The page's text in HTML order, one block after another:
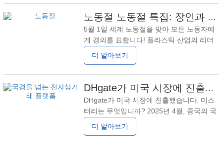
루어진 혁신적인 기술들이 전 세계의 주목을
받았습니다. 가정용 플라스틱 제품(샤워커
튼, 이불, 테이블클로스 등)을 전문으로 생산
하는 기업으로서, 우리는 이 사례를 통해 기
술과 일상생활이 어떻게 결합되는지를 확인
할 수 있었습니다. 1. H일부 제품에는 “보안
장벽” 역할을 하는 재료들이 사용됩니다. 선
저우 19
노동절 노동절 특집: 장인과 노동자에 대한 찬사, 산둥가원(Shandong Jiayuan) 선도 기업 해외 항해
5월 1일 세계 노동절을 맞아 모든 노동자에
게 경의를 표합니다! 플라스틱 산업의 리더
이자 20년 이상 샤워 커튼, 매트리스 보호대,
식탁보 생산을 전문으로 하는 수출 지향 기
Co., Ltd.는 우수한 품질과 녹색 혁신으로 세
계 시장을 정복하기 위해 항상 "장인 정신"을
마음에 두고 있습니다. 우리는 항상 "장인 정
신"을 마음에 두고 있으며 우수한 품질과 녹
색 혁신으로 세계 시장에서 인정을 받고 있
습니다. 모든 일을 진심으로 잘하고 함께 더
더 알아보기
DHgate가 미국 시장에 진출했습니다. 미스터리는 무엇입니까?
DHgate가 미국 시장에 진출했습니다. 미스
터리는 무엇입니까? 2025년 4월, 중국의 국
경 간 전자상거래 플랫폼 DHgate가 미국 시
장에서 급증했습니다. 앱스토어 순위는 무료
더 알아보기